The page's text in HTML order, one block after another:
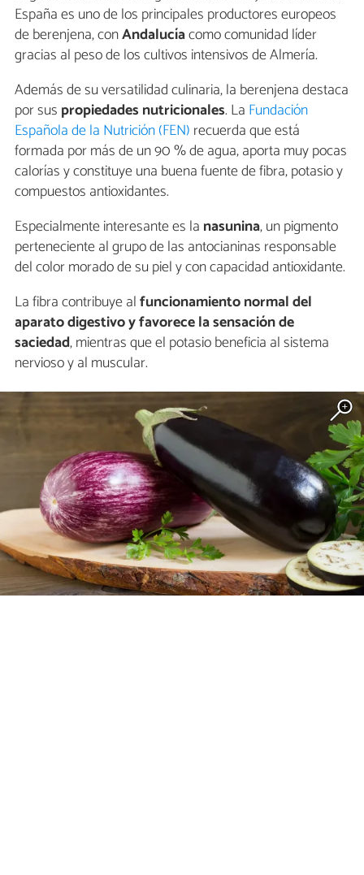
España es uno de los principales productores europeos
de berenjena, conAndalucíacomo comunidad líder
gracias al peso de los cultivos intensivos de Almería.
Además de su versatilidad culinaria, la berenjena destaca
por sus propiedades nutricionales. La Fundación
Española de la Nutrición (FEN) recuerda que está
formada por más de un 90 % de agua, aporta muy pocas
calorías y constituye una buena fuente de fibra, potasio y
compuestos antioxidantes.
Especialmente interesante es la nasunina, un pigmento
perteneciente al grupo de las antocianinas responsable
del color morado de su piel y con capacidad antioxidante.
La fibra contribuye alfuncionamiento normal del
aparato digestivo y favorece la sensación de
saciedad, mientras que el potasio beneficia al sistema
nervioso y al muscular.